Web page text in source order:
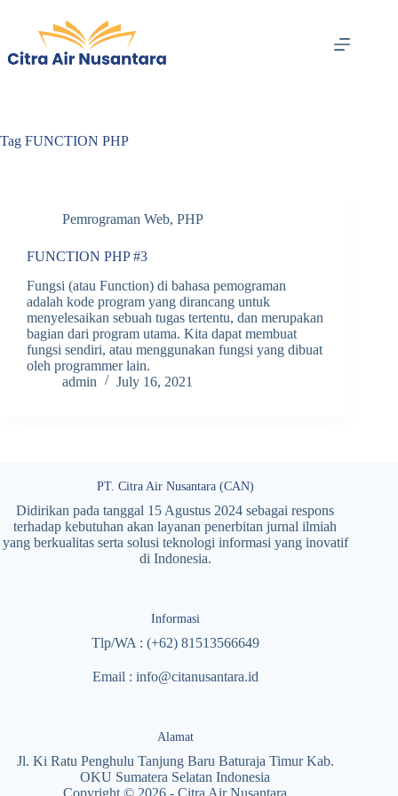
content
Tag FUNCTION PHP
Pemrograman Web, PHP
FUNCTION PHP #3
Fungsi (atau Function) di bahasa pemograman
adalah kode program yang dirancang untuk
menyelesaikan sebuah tugas tertentu, dan merupakan
bagian dari program utama. Kita dapat membuat
fungsi sendiri, atau menggunakan fungsi yang dibuat
oleh programmer lain.
admin
July 16, 2021
PT. Citra Air Nusantara (CAN)
Didirikan pada tanggal 15 Agustus 2024 sebagai respons
terhadap kebutuhan akan layanan penerbitan jurnal ilmiah
yang berkualitas serta solusi teknologi informasi yang inovatif
di Indonesia.
Informasi
Tlp/WA : (+62) 81513566649
Email : info@citanusantara.id
Alamat
Jl. Ki Ratu Penghulu Tanjung Baru Baturaja Timur Kab.
OKU Sumatera Selatan Indonesia
Copyright © 2026 - Citra Air Nusantara